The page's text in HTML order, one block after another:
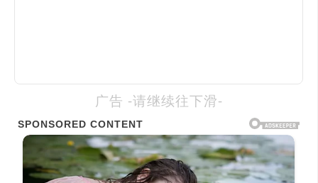
广告 -请继续往下滑-